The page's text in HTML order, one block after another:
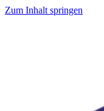
Zum Inhalt springen